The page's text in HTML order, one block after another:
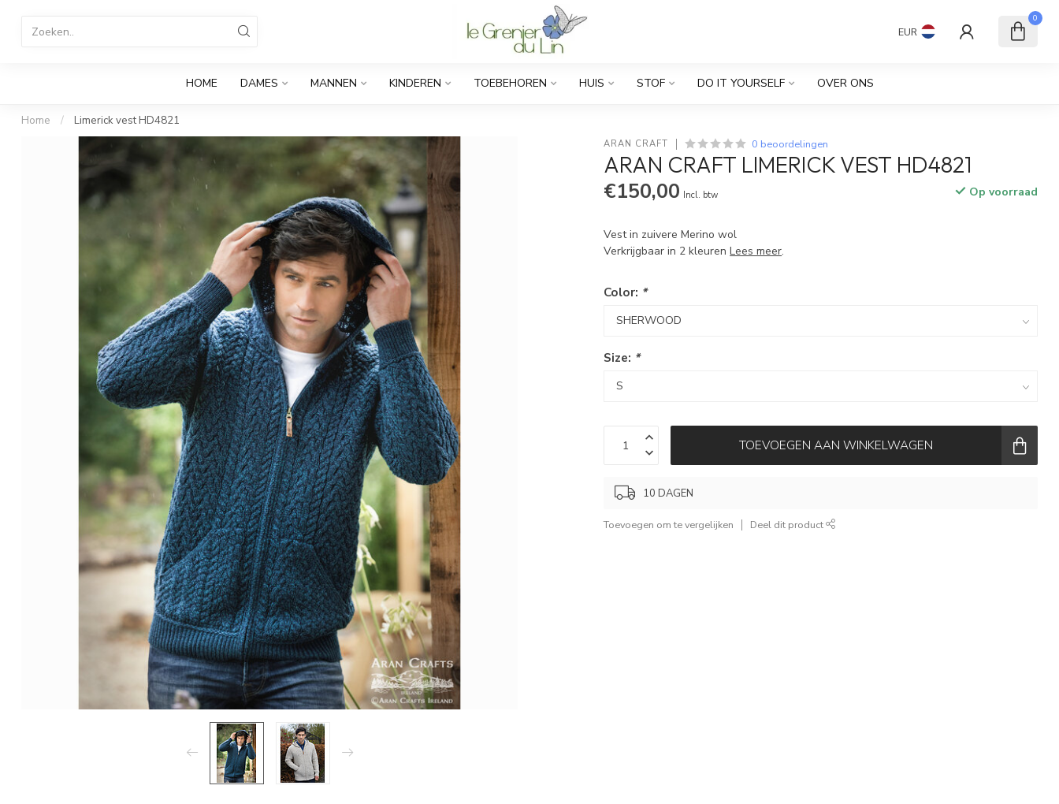
EUR
0
HOME DAMES MANNEN KINDEREN TOEBEHOREN HUIS STOF DO IT YOURSELF OVER ONS
Home / Limerick vest HD4821
ARAN CRAFT 0 beoordelingen
ARAN CRAFT LIMERICK VEST HD4821
€150,00 Incl. btw Op voorraad
Vest in zuivere Merino wol
Verkrijgbaar in 2 kleurenLees meer.
Color: *
Size: *
TOEVOEGEN AAN WINKELWAGEN
10 DAGEN
Toevoegen om te vergelijken Deel dit product